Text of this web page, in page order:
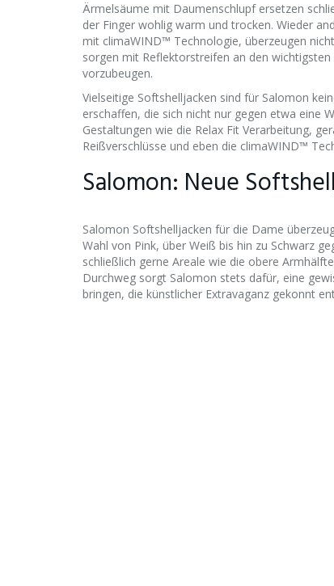
Ärmelsäume mit Daumenschlupf ersetzen
der Finger wohlig warm und trocken. Wieder
mit climaWIND™ Technologie, überzeugen
sorgen mit Reflektorstreifen an den
vorzubeugen.
Vielseitige Softshelljacken sind für Salomon
erschaffen, die sich nicht nur gegen etwa eine
Gestaltungen wie die Relax Fit Verarbeitung,
Reißverschlüsse und eben die climaWIND™
Salomon: Neue
Salomon Softshelljacken für die Dame
Wahl von Pink, über Weiß bis hin zu Schwarz
schließlich gerne Areale wie die obere
Durchweg sorgt Salomon stets dafür, eine
bringen, die künstlicher Extravaganz gekonnt